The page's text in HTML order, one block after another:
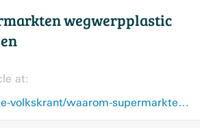
wegwerpplastic
at:
blendle.com/i/de-volkskrant/waarom-supermarkten-wegwerpplastic-blijven-verkopen/bnl-vkn-20180927-10102180